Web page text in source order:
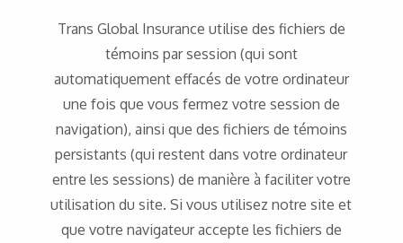
Trans Global Insurance utilise des fichiers de
témoins par session (qui sont
automatiquement effacés de votre ordinateur
une fois que vous fermez votre session de
navigation), ainsi que des fichiers de témoins
persistants (qui restent dans votre ordinateur
entre les sessions) de manière à faciliter votre
utilisation du site. Si vous utilisez notre site et
que votre navigateur accepte les fichiers de